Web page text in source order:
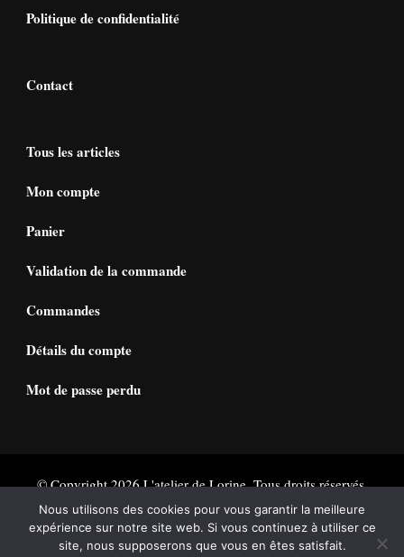
Politique de confidentialité
Contact
Tous les articles
Mon compte
Panier
Validation de la commande
Commandes
Détails du compte
Mot de passe perdu
© Copyright 2026L'atelier de Lorine. Tous droits réservés.
Vilva | Développé parBlossom Themes. Propulsé par
WordPressPolitique de confidentialité
Nous utilisons des cookies pour vous garantir la meilleure
expérience sur notre site web. Si vous continuez à utiliser ce
site, nous supposerons que vous en êtes satisfait.